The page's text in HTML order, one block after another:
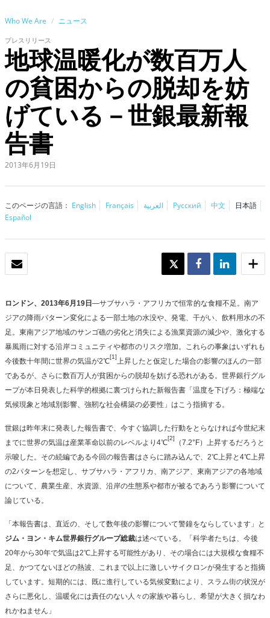
Who We Are ニュース
プレスリリース
地球温暖化が数百万人
の貧困からの脱却を妨
げている－世銀最新報
告書
2013年6月19日
このページの言語： English Français العربية Русский 中文
日本語
Español
TWEET SHARE SHARE
ロンドン、 2013年6月 19 日 —サブサハラ・アフリカで恒常的な食糧不足。南ア
ジアの降雨パターン変化による一部土地の水没や、発電、干がい、飲料用水の不
足。東南アジア地域のサンゴ礁の劣化と消失による漁業資源の減少や、激化する
暴風雨に対する沿岸コミュニティや都市のリスク増加。これらの事象はいずれも
今後数十年間に世界の気温が2℃
[1]
上昇したと仮定した場合の影響のほんの一部
であるが、さらに数百万人が貧困からの脱却を妨げる恐れがある。世界銀行グル
ープが本日発表した科学的根拠に裏づけられた新報告書「温度を下げろ：極端な
気候現象と地域別影響、強靭な社会構築の必要性」はこう指摘する。
世銀は昨年末に発表した報告書で、今すぐ協調した行動をとらなければ今世紀末
までに世界の気温は産業革命以前のレベルより4℃
[2]
（7.2°F）上昇するだろうと
示唆した。その続編である今回の報告書はさらに踏み込んで、2℃上昇と4℃上昇
の2パターンを想定し、サブサハラ・アフリカ、南アジア、東南アジアの各地域
について、農業生産、水資源、沿岸の生態系や都市が被るであろう影響について
論じている。
「本報告書は、直近の、そして数年後の影響について警鐘をならしています」と
ジム・ヨン・キム世界銀行グループ総裁は述べている。「科学者たちは、今後
20年から30年で気温は2℃上昇する可能性があり、その場合には大規模な食糧不
足、かつてないほどの熱波、これまで以上に激しいサイクロンが発生すると指摘
しています。短期的には、既に進行している気候変動により、スラム街の状況が
さらに悪化し、温暖化には責任のない人々の家族や暮らし、希望が大きく損なわ
れかねません」